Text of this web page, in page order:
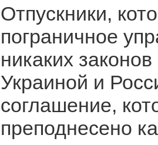
Отпускники,
пограничное
никаких
Украиной и
соглашение,
преподнесено